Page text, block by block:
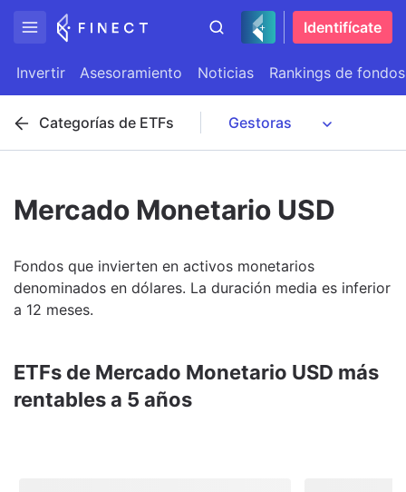
Identifícate
Invertir Asesoramiento Noticias Rankings de fondos
Categorías de ETFs
Mercado Monetario USD
Fondos que invierten en activos monetarios
denominados en dólares. La duración media es inferior
a 12 meses.
ETFs de Mercado Monetario USD más
rentables a 5 años